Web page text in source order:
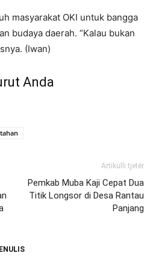
masyarakat OKI untuk bangga
budaya daerah. “Kalau bukan
(Iwan)
Anda
Artikulli tjetër
Pemkab Muba Kaji Cepat Dua
Titik Longsor di Desa Rantau
Panjang